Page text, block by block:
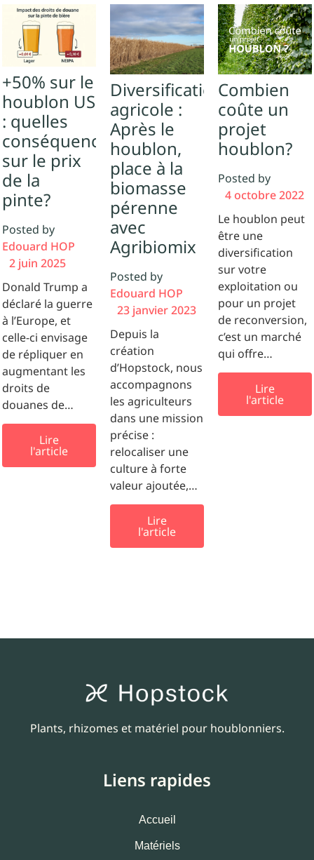
+50% sur le
houblon US
: quelles
conséquences
sur le prix
de la
pinte?
Posted by
Edouard HOP
2 juin 2025
Donald Trump a
déclaré la guerre
à l’Europe, et
celle-ci envisage
de répliquer en
augmentant les
droits de
douanes de…
Lire
l'article
Diversification
agricole :
Après le
houblon,
place à la
biomasse
pérenne
avec
Agribiomix
Posted by
Edouard HOP
23 janvier 2023
Depuis la
création
d’Hopstock, nous
accompagnons
les agriculteurs
dans une mission
précise :
relocaliser une
culture à forte
valeur ajoutée,…
Lire
l'article
Combien
coûte un
projet
houblon​?
Posted by
4 octobre 2022
Le houblon peut
être une
diversification
sur votre
exploitation ou
pour un projet
de reconversion,
c’est un marché
qui offre…
Lire
l'article
Plants, rhizomes et matériel pour houblonniers.
Liens rapides
Accueil
Matériels